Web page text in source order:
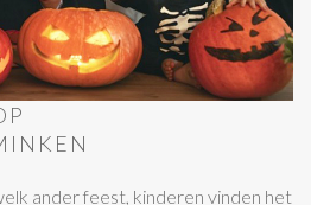
ander feest, kinderen vinden het